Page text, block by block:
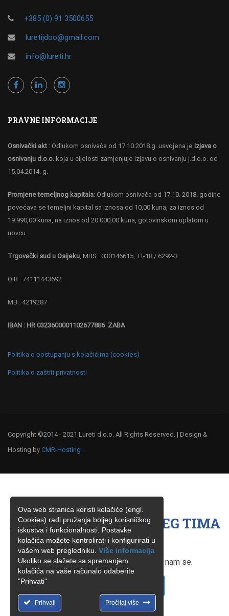
+385 (0) 91 3500655
luretijdoo@gmail.com
info@lureti.hr
PRAVNE INFORMACIJE
Osnivački akt : Odlukom osnivača od 17.10.2018.g. usvojena je Izjava o
osnivanju d.o.o. koja u cijelosti zamjenjuje Izjavu o osnivanju j.d.o.o. od
15.04.2014. g.
Promjene temeljnog kapitala: Odlukom osnivača od 17.10. 2018. godine
povećava se temeljni kapital sa iznosa od 10,00 kuna, za iznos od
19.990,00 kuna, na iznos od 20.000,00 kuna, gotovinskom uplatom u
novcu
Trgovački sud u Osijeku, MBS : 030146615, Tt-18 / 6292-3
OIB : 74111443692
MB : 4219287
IBAN : HR 0323600001102677886 ZABA
Politika o postupanju s kolačićima (cookies)
Politika o zaštiti privatnosti
Copyright ©2014 - 2021 Lureti d.o.o. All Rights Reserved. | Design &
Hosting by CMR-Hosting .
ŽELITE BITI ČLAN NAŠEG TIMA
?
Ukoliko ste zainteresirani, obratite nam se.
Ova web stranica koristi kolačiće (engl.
Cookies) radi pružanja boljeg korisničkog
iskustva i funkcionalnosti. Postavke
kolačića možete kontrolirati i konfigurirati u
vašem web pregledniku. Više informacija
Ukoliko se slažete sa spremanjem
kolačića na vaše računalo odaberite
"Prihvati"
Prihvati Pročitaj više